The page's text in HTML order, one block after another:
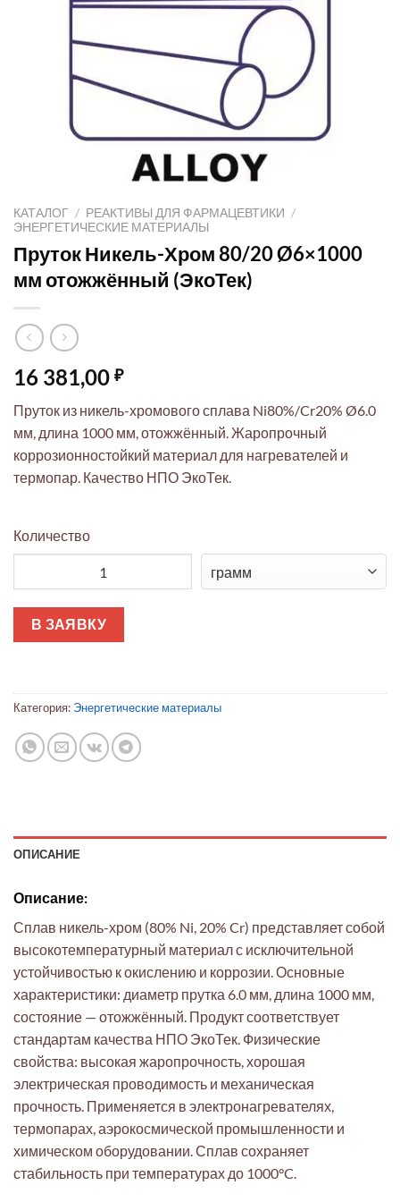
КАТАЛОГ / РЕАКТИВЫ ДЛЯ ФАРМАЦЕВТИКИ /
ЭНЕРГЕТИЧЕСКИЕ МАТЕРИАЛЫ
Пруток Никель-Хром 80/20 Ø6×1000
мм отожжённый (ЭкоТек)
16 381,00 ₽
Пруток из никель-хромового сплава Ni80%/Cr20% Ø6.0
мм, длина 1000 мм, отожжённый. Жаропрочный
коррозионностойкий материал для нагревателей и
термопар. Качество НПО ЭкоТек.
Количество
В ЗАЯВКУ
Категория: Энергетические материалы
ОПИСАНИЕ
Описание:
Сплав никель-хром (80% Ni, 20% Cr) представляет собой
высокотемпературный материал с исключительной
устойчивостью к окислению и коррозии. Основные
характеристики: диаметр прутка 6.0 мм, длина 1000 мм,
состояние — отожжённый. Продукт соответствует
стандартам качества НПО ЭкоТек. Физические
свойства: высокая жаропрочность, хорошая
электрическая проводимость и механическая
прочность. Применяется в электронагревателях,
термопарах, аэрокосмической промышленности и
химическом оборудовании. Сплав сохраняет
стабильность при температурах до 1000°C.